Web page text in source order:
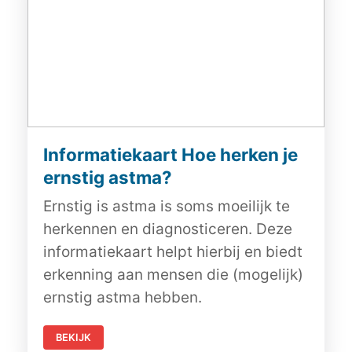
Informatiekaart Hoe herken je
ernstig astma?
Ernstig is astma is soms moeilijk te
herkennen en diagnosticeren. Deze
informatiekaart helpt hierbij en biedt
erkenning aan mensen die (mogelijk)
ernstig astma hebben.
BEKIJK